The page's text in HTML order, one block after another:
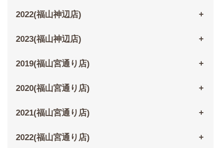
2022(福山神辺店)
2023(福山神辺店)
2019(福山宮通り店)
2020(福山宮通り店)
2021(福山宮通り店)
2022(福山宮通り店)